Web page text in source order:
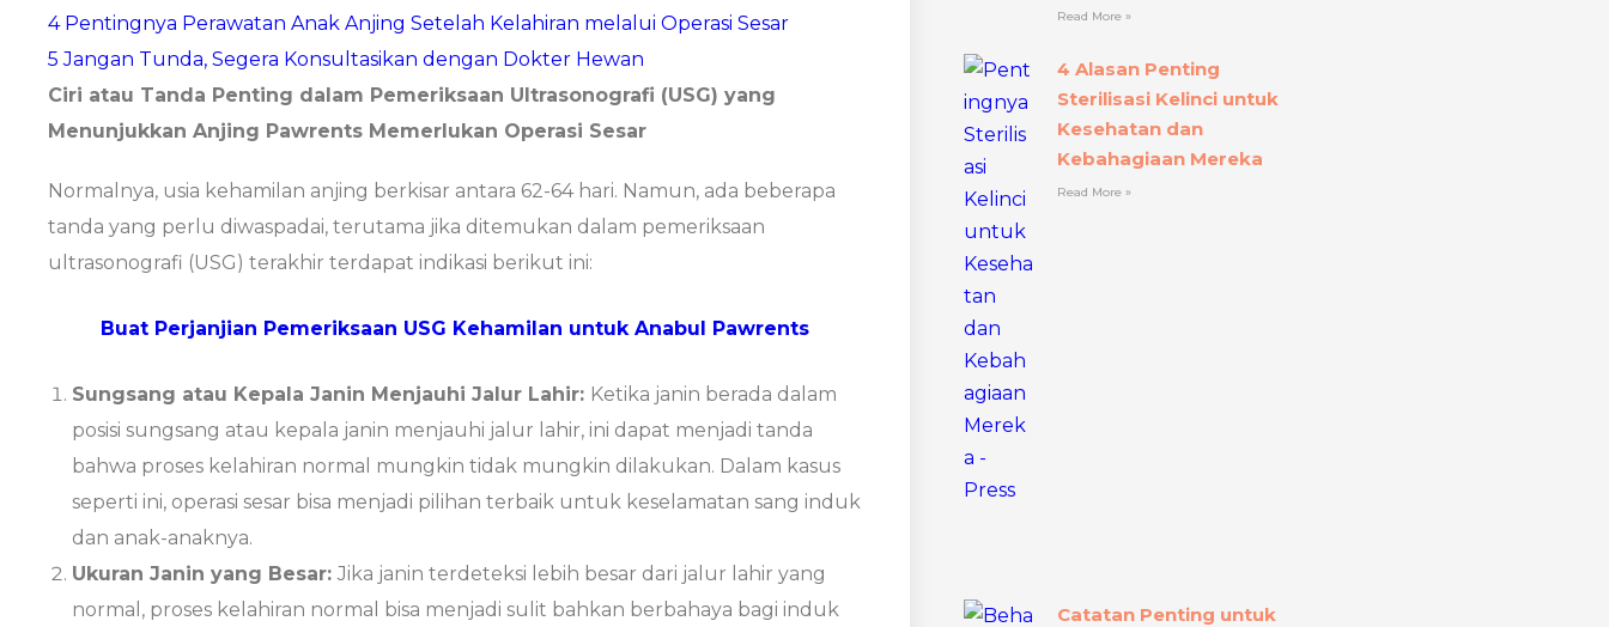
4 Pentingnya Perawatan Anak Anjing Setelah Kelahiran melalui Operasi Sesar
5 Jangan Tunda, Segera Konsultasikan dengan Dokter Hewan
Ciri atau Tanda Penting dalam Pemeriksaan Ultrasonografi (USG) yang
Menunjukkan Anjing Pawrents Memerlukan Operasi Sesar
Normalnya, usia kehamilan anjing berkisar antara 62-64 hari. Namun, ada beberapa
tanda yang perlu diwaspadai, terutama jika ditemukan dalam pemeriksaan
ultrasonografi (USG) terakhir terdapat indikasi berikut ini:
Buat Perjanjian Pemeriksaan USG Kehamilan untuk Anabul Pawrents
Sungsang atau Kepala Janin Menjauhi Jalur Lahir: Ketika janin berada dalam
posisi sungsang atau kepala janin menjauhi jalur lahir, ini dapat menjadi tanda
bahwa proses kelahiran normal mungkin tidak mungkin dilakukan. Dalam kasus
seperti ini, operasi sesar bisa menjadi pilihan terbaik untuk keselamatan sang induk
dan anak-anaknya.
Ukuran Janin yang Besar: Jika janin terdeteksi lebih besar dari jalur lahir yang
normal, proses kelahiran normal bisa menjadi sulit bahkan berbahaya bagi induk
Read More »
4 Alasan Penting
Sterilisasi Kelinci untuk
Kesehatan dan
Kebahagiaan Mereka
Read More »
Catatan Penting untuk